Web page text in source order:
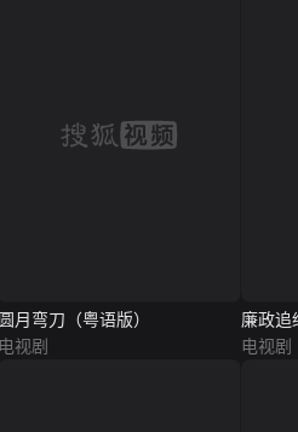
圆月弯刀（粤语版）
电视剧
廉政追
电视剧